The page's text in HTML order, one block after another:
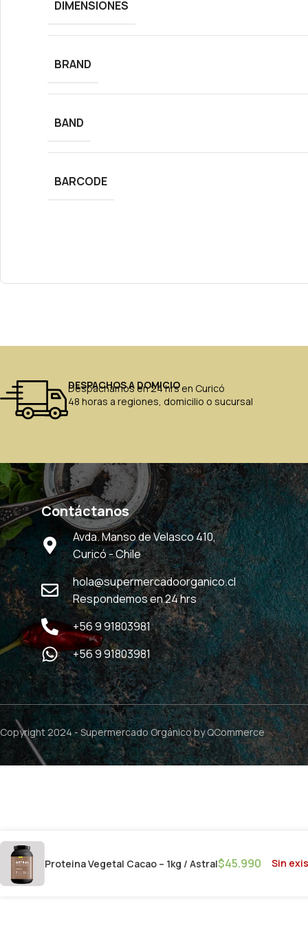
DIMENSIONES
BRAND
BAND
BARCODE
DESPACHOS A DOMICIO
Despachamos en 24 hrs en Curicó
48 horas a regiones, domicilio o sucursal
Contáctanos
Avda. Manso de Velasco 410,
Curicó - Chile
hola@supermercadoorganico.cl
Respondemos en 24 hrs
+56 9 91803981
+56 9 91803981
Copyright 2024 -Supermercado Orgánicoby QCommerce
Proteina Vegetal Cacao – 1kg / Astral$45.990 Sin